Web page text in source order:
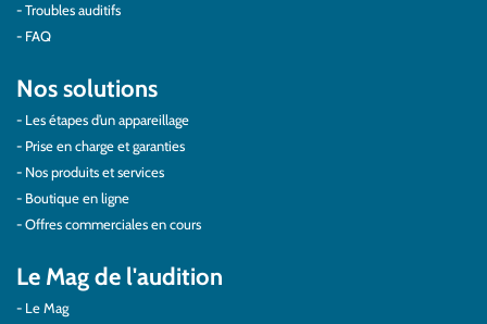
Troubles auditifs
FAQ
Nos solutions
Les étapes d’un appareillage
Prise en charge et garanties
Nos produits et services
Boutique en ligne
Offres commerciales en cours
Le Mag de l'audition
Le Mag